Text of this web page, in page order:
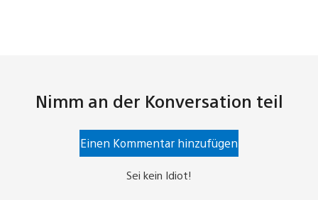
Nimm an der Konversation teil
Einen Kommentar hinzufügen
Sei kein Idiot!